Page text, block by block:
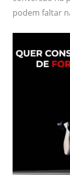
podem faltar